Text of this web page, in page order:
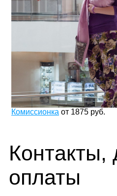
Комиссионка от 1875 руб.
Контакты,
оплаты